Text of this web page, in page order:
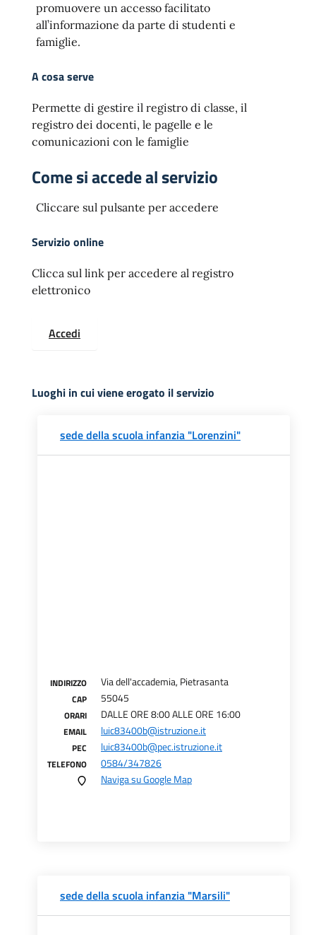
promuovere un accesso facilitato
all’informazione da parte di studenti e
famiglie.
A cosa serve
Permette di gestire il registro di classe, il
registro dei docenti, le pagelle e le
comunicazioni con le famiglie
Come si accede al servizio
Cliccare sul pulsante per accedere
Servizio online
Clicca sul link per accedere al registro
elettronico
Accedi
Luoghi in cui viene erogato il servizio
sede della scuola infanzia "Lorenzini"
INDIRIZZO Via dell'accademia, Pietrasanta
CAP 55045
ORARI DALLE ORE 8:00 ALLE ORE 16:00
EMAIL luic83400b@istruzione.it
PEC luic83400b@pec.istruzione.it
TELEFONO
0584/347826
Naviga su Google Map
sede della scuola infanzia "Marsili"